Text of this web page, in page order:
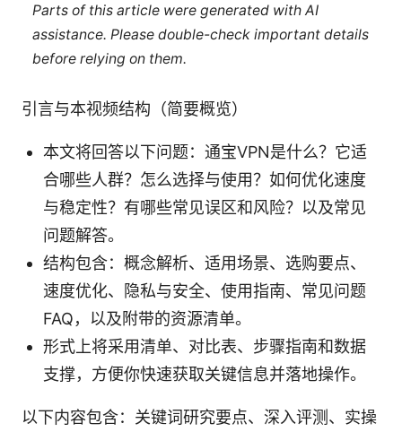
Parts of this article were generated with AI
assistance. Please double-check important details
before relying on them.
引言与本视频结构（简要概览）
本文将回答以下问题：通宝VPN是什么？它适
合哪些人群？怎么选择与使用？如何优化速度
与稳定性？有哪些常见误区和风险？以及常见
问题解答。
结构包含：概念解析、适用场景、选购要点、
速度优化、隐私与安全、使用指南、常见问题
FAQ，以及附带的资源清单。
形式上将采用清单、对比表、步骤指南和数据
支撑，方便你快速获取关键信息并落地操作。
以下内容包含：关键词研究要点、深入评测、实操